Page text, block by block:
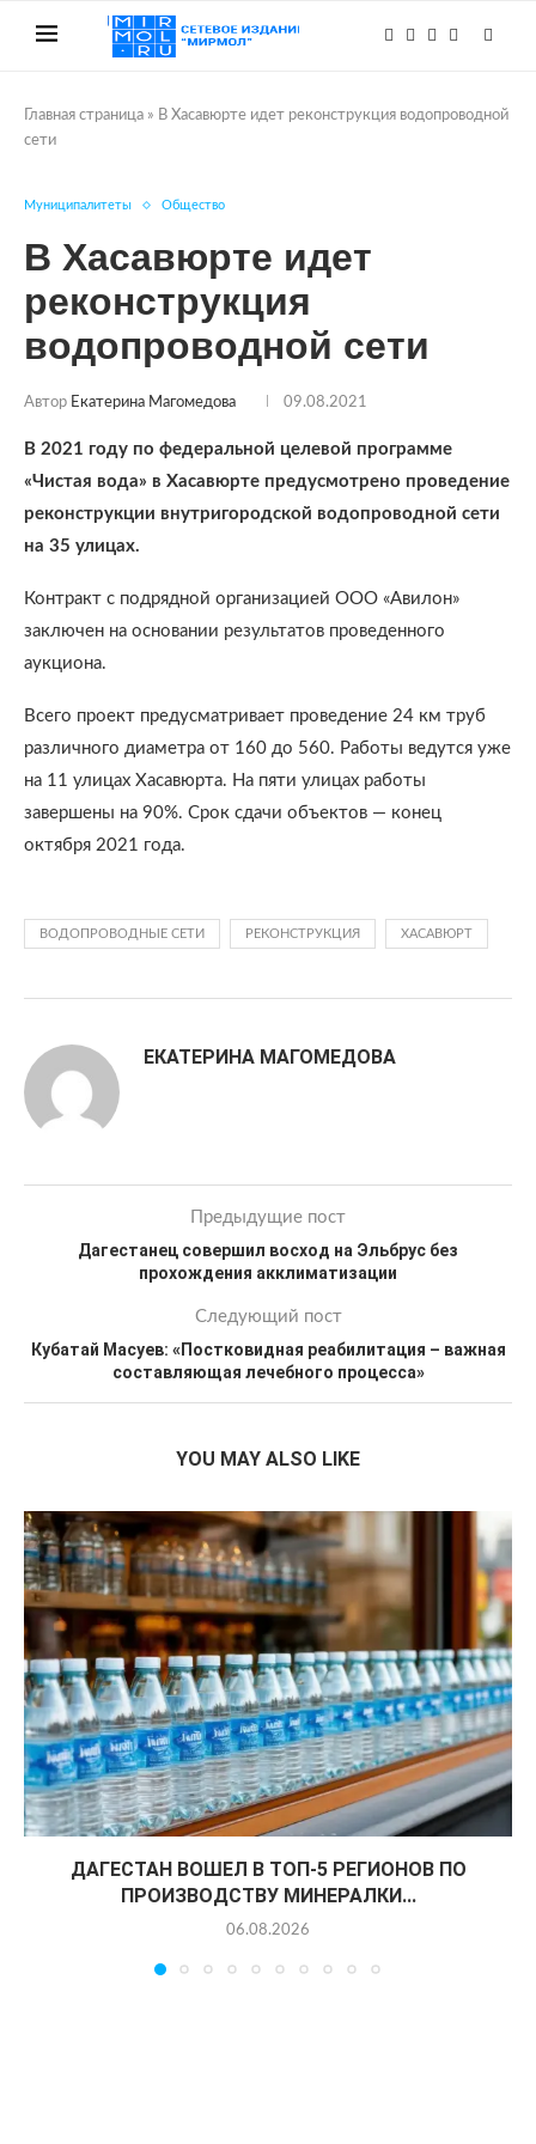
Главная страница » В Хасавюрте идет реконструкция водопроводной
сети
Муниципалитеты Общество
В Хасавюрте идет
реконструкция
водопроводной сети
Автор Екатерина Магомедова 09.08.2021
В 2021 году по федеральной целевой программе
«Чистая вода» в Хасавюрте предусмотрено проведение
реконструкции внутригородской водопроводной сети
на 35 улицах.
Контракт с подрядной организацией ООО «Авилон»
заключен на основании результатов проведенного
аукциона.
Всего проект предусматривает проведение 24 км труб
различного диаметра от 160 до 560. Работы ведутся уже
на 11 улицах Хасавюрта. На пяти улицах работы
завершены на 90%. Срок сдачи объектов — конец
октября 2021 года.
ВОДОПРОВОДНЫЕ СЕТИ РЕКОНСТРУКЦИЯ ХАСАВЮРТ
ЕКАТЕРИНА МАГОМЕДОВА
Предыдущие пост
Дагестанец совершил восход на Эльбрус без
прохождения акклиматизации
Следующий пост
Кубатай Масуев: «Постковидная реабилитация – важная
составляющая лечебного процесса»
YOU MAY ALSO LIKE
ДАГЕСТАН ВОШЕЛ В ТОП-5 РЕГИОНОВ ПО
ПРОИЗВОДСТВУ МИНЕРАЛКИ...
06.08.2026